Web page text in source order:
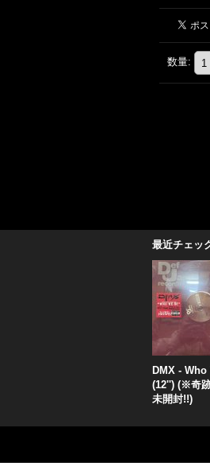
数量:
最近チェッ
DMX - Who
(12'') (※奇
未開封!!)